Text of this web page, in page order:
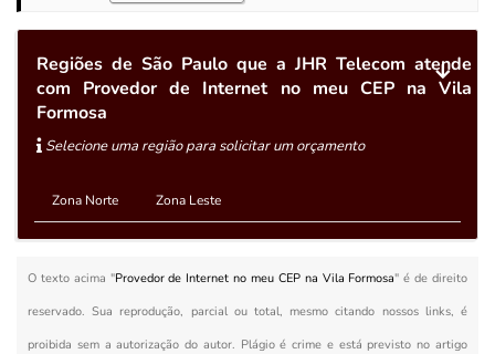
Regiões de São Paulo que a JHR Telecom atende
com Provedor de Internet no meu CEP na Vila
Formosa
Selecione uma região para solicitar um orçamento
Zona Norte Zona Leste
O texto acima "Provedor de Internet no meu CEP na Vila Formosa" é de direito
reservado. Sua reprodução, parcial ou total, mesmo citando nossos links, é
proibida sem a autorização do autor. Plágio é crime e está previsto no artigo